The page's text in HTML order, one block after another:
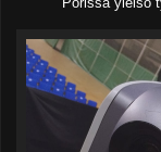
Porissa yleisö